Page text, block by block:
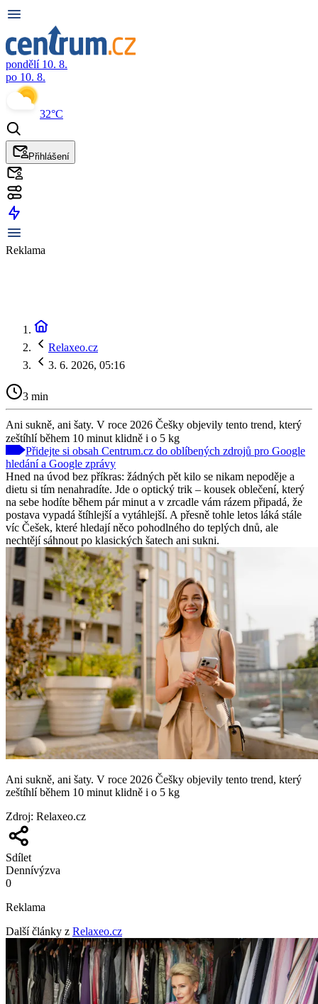
pondělí 10. 8.
po 10. 8.
32°C
Přihlášení
Reklama
Relaxeo.cz
3. 6. 2026, 05:16
3 min
Ani sukně, ani šaty. V roce 2026 Češky objevily tento trend, který
zeštíhlí během 10 minut klidně i o 5 kg
Přidejte si obsah Centrum.cz do oblíbených zdrojů pro Google
hledání a Google zprávy
Hned na úvod bez příkras: žádných pět kilo se nikam nepoděje a
dietu si tím nenahradíte. Jde o optický trik – kousek oblečení, který
na sebe hodíte během pár minut a v zrcadle vám rázem připadá, že
postava vypadá štíhlejší a vytáhlejší. A přesně tohle letos láká stále
víc Češek, které hledají něco pohodlného do teplých dnů, ale
nechtějí sáhnout po klasických šatech ani sukni.
Ani sukně, ani šaty. V roce 2026 Češky objevily tento trend, který
zeštíhlí během 10 minut klidně i o 5 kg
Zdroj: Relaxeo.cz
Sdílet
Dennívýzva
0
Reklama
Další články z Relaxeo.cz